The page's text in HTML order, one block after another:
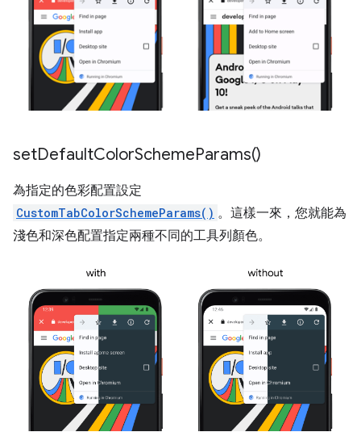
setDefaultColorSchemeParams()
為指定的色彩配置設定
CustomTabColorSchemeParams() 。這樣一來，您就能為
淺色和深色配置指定兩種不同的工具列顏色。